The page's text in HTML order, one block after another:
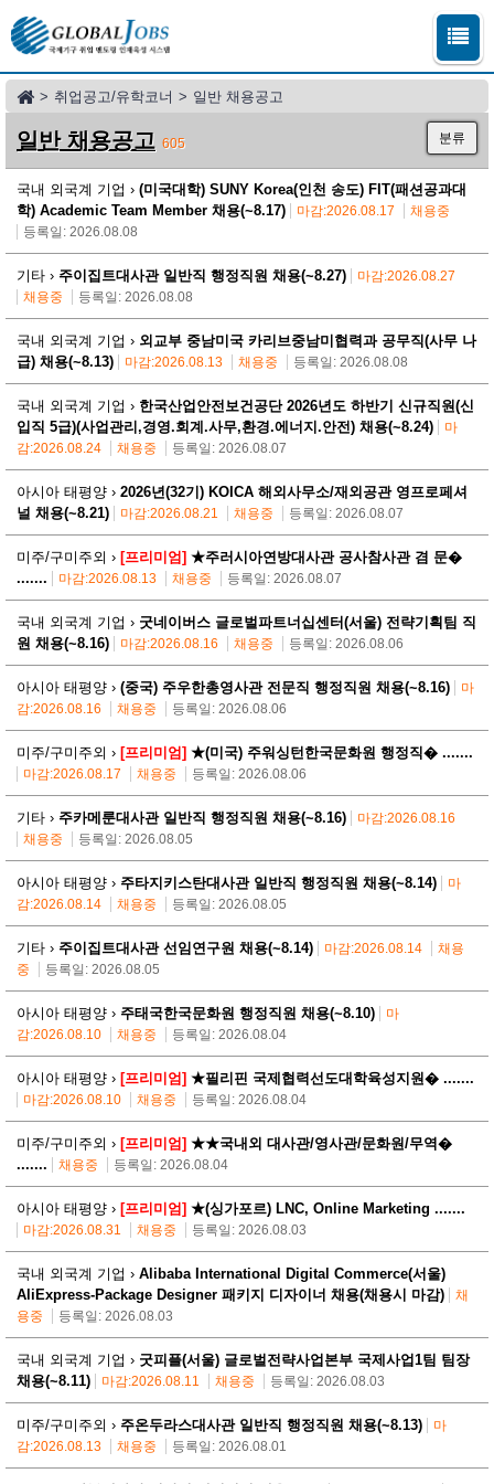
> 취업공고/유학코너 > 일반 채용공고
일반 채용공고 605 분류
국내 외국계 기업 › (미국대학) SUNY Korea(인천 송도) FIT(패션공과대
학) Academic Team Member 채용(~8.17)
마감:2026.08.17
채용중
등록일: 2026.08.08
기타 › 주이집트대사관 일반직 행정직원 채용(~8.27)
마감:2026.08.27
채용중
등록일: 2026.08.08
국내 외국계 기업 › 외교부 중남미국 카리브중남미협력과 공무직(사무 나
급) 채용(~8.13)
마감:2026.08.13 채용중 등록일: 2026.08.08
국내 외국계 기업 › 한국산업안전보건공단 2026년도 하반기 신규직원(신
입직 5급)(사업관리,경영.회계.사무,환경.에너지.안전) 채용(~8.24)
마
감:2026.08.24
채용중 등록일: 2026.08.07
아시아 태평양 › 2026년(32기) KOICA 해외사무소/재외공관 영프로페셔
널 채용(~8.21)
마감:2026.08.21 채용중 등록일: 2026.08.07
미주/구미주외 › [프리미엄] ★주러시아연방대사관 공사참사관 겸 문�
.......
마감:2026.08.13 채용중 등록일: 2026.08.07
국내 외국계 기업 › 굿네이버스 글로벌파트너십센터(서울) 전략기획팀 직
원 채용(~8.16)
마감:2026.08.16 채용중 등록일: 2026.08.06
아시아 태평양 › (중국) 주우한총영사관 전문직 행정직원 채용(~8.16)
마
감:2026.08.16
채용중 등록일: 2026.08.06
미주/구미주외 › [프리미엄] ★(미국) 주워싱턴한국문화원 행정직� .......
마감:2026.08.17 채용중 등록일: 2026.08.06
기타 › 주카메룬대사관 일반직 행정직원 채용(~8.16)
마감:2026.08.16
채용중
등록일: 2026.08.05
아시아 태평양 › 주타지키스탄대사관 일반직 행정직원 채용(~8.14)
마
감:2026.08.14
채용중 등록일: 2026.08.05
기타 › 주이집트대사관 선임연구원 채용(~8.14) 마감:2026.08.14
채용
중
등록일: 2026.08.05
아시아 태평양 › 주태국한국문화원 행정직원 채용(~8.10)
마
감:2026.08.10
채용중 등록일: 2026.08.04
아시아 태평양 › [프리미엄] ★필리핀 국제협력선도대학육성지원� .......
마감:2026.08.10 채용중 등록일: 2026.08.04
미주/구미주외 › [프리미엄] ★★국내외 대사관/영사관/문화원/무역�
.......
채용중 등록일: 2026.08.04
아시아 태평양 › [프리미엄] ★(싱가포르) LNC, Online Marketing .......
마감:2026.08.31 채용중 등록일: 2026.08.03
국내 외국계 기업 › Alibaba International Digital Commerce(서울)
AliExpress-Package Designer 패키지 디자이너 채용(채용시 마감)
채
용중
등록일: 2026.08.03
국내 외국계 기업 › 굿피플(서울) 글로벌전략사업본부 국제사업1팀 팀장
채용(~8.11)
마감:2026.08.11 채용중 등록일: 2026.08.03
미주/구미주외 › 주온두라스대사관 일반직 행정직원 채용(~8.13)
마
감:2026.08.13
채용중 등록일: 2026.08.01